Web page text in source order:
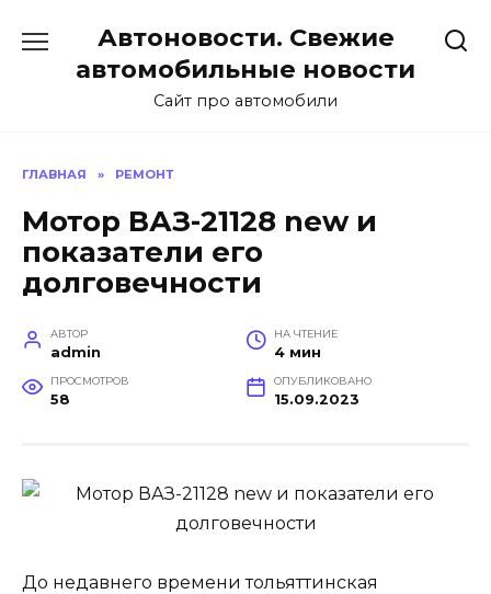
содержанию
Автоновости. Свежие
автомобильные новости
Сайт про автомобили
ГЛАВНАЯ » РЕМОНТ
Мотор ВАЗ-21128 new и
показатели его
долговечности
АВТОР
admin
НА ЧТЕНИЕ
4 мин
ПРОСМОТРОВ
58
ОПУБЛИКОВАНО
15.09.2023
До недавнего времени тольяттинская